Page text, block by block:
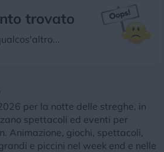
trovato
per la notte delle streghe, in
spettacoli ed eventi per
Animazione, giochi, spettacoli,
e piccini nel week end e nelle